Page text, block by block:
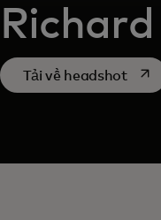
Tải về headshot